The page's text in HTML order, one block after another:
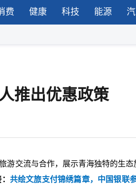
费 健康 科技 能源
推出优惠政策
游交流与合作，展示青海独特的生态
共绘文旅支付锦绣篇章，中国银联